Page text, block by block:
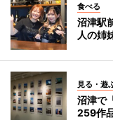
食べる
沼津駅
人の姉
見る・遊
沼津で
259作